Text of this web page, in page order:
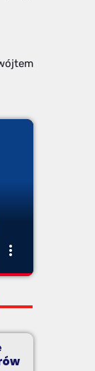
more_vert